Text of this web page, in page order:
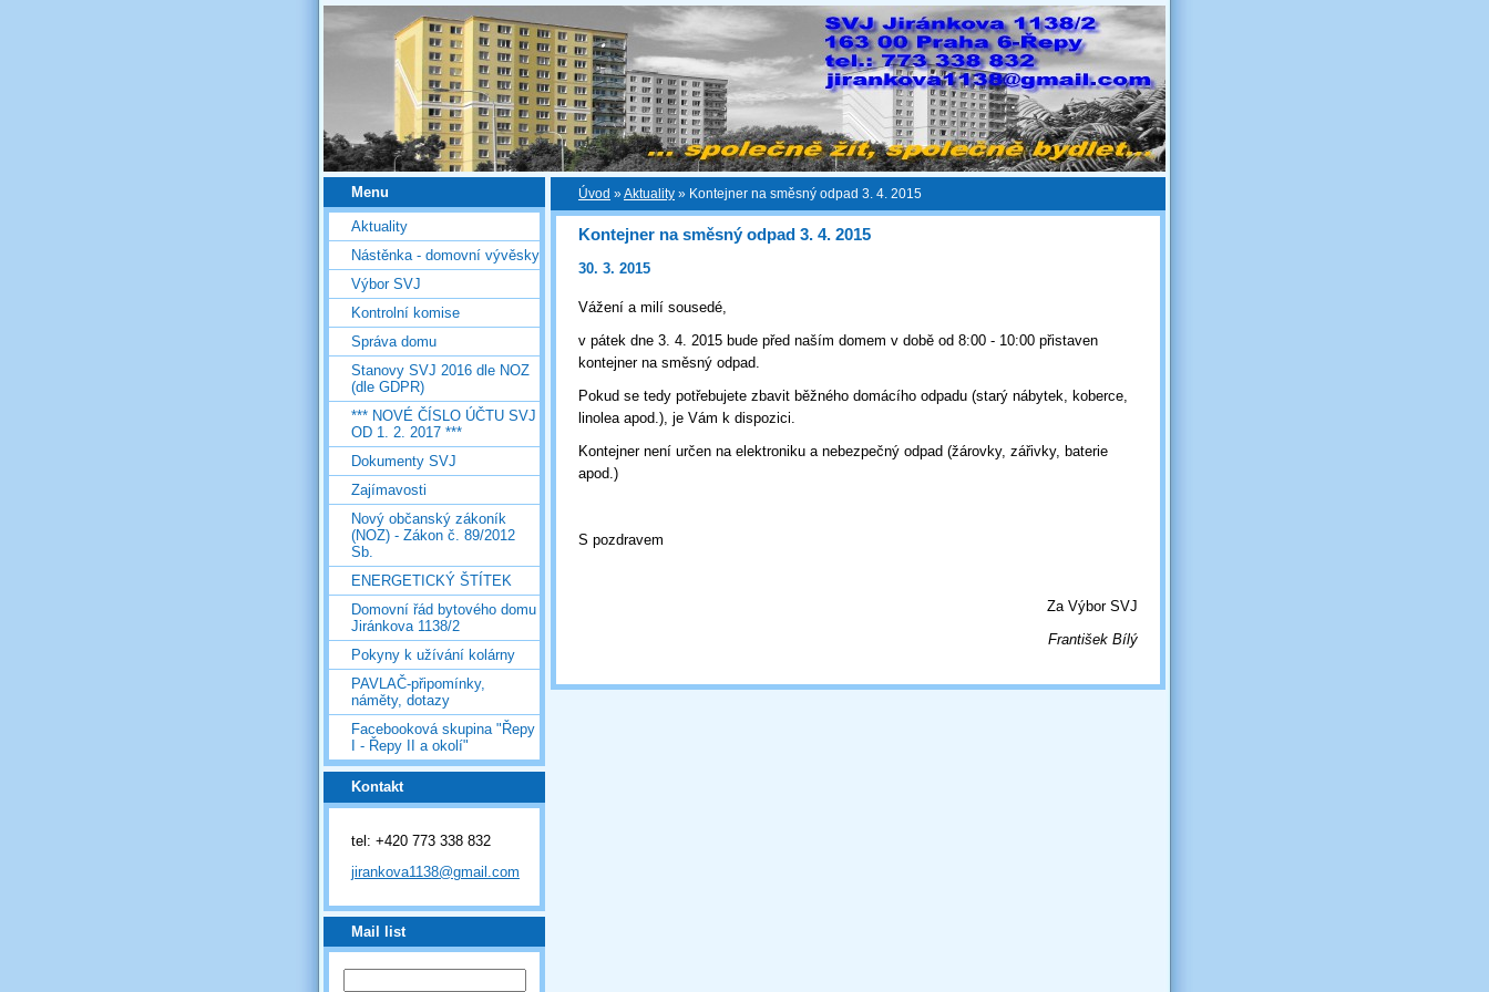
Menu
Aktuality
Nástěnka - domovní vývěsky
Výbor SVJ
Kontrolní komise
Správa domu
Stanovy SVJ 2016 dle NOZ
(dle GDPR)
*** NOVÉ ČÍSLO ÚČTU SVJ
OD 1. 2. 2017 ***
Dokumenty SVJ
Zajímavosti
Nový občanský zákoník
(NOZ) - Zákon č. 89/2012
Sb.
ENERGETICKÝ ŠTÍTEK
Domovní řád bytového domu
Jiránkova 1138/2
Pokyny k užívání kolárny
PAVLAČ-připomínky,
náměty, dotazy
Facebooková skupina "Řepy
I - Řepy II a okolí"
Kontakt
tel: +420 773 338 832
jirankova1138@gmail.com
Mail list
Úvod »Aktuality » Kontejner na směsný odpad 3. 4. 2015
Kontejner na směsný odpad 3. 4. 2015
30. 3. 2015
Vážení a milí sousedé,
v pátek dne 3. 4. 2015 bude před naším domem v době od 8:00 - 10:00 přistaven
kontejner na směsný odpad.
Pokud se tedy potřebujete zbavit běžného domácího odpadu (starý nábytek, koberce,
linolea apod.), je Vám k dispozici.
Kontejner není určen na elektroniku a nebezpečný odpad (žárovky, zářivky, baterie
apod.)
S pozdravem
Za Výbor SVJ
František Bílý